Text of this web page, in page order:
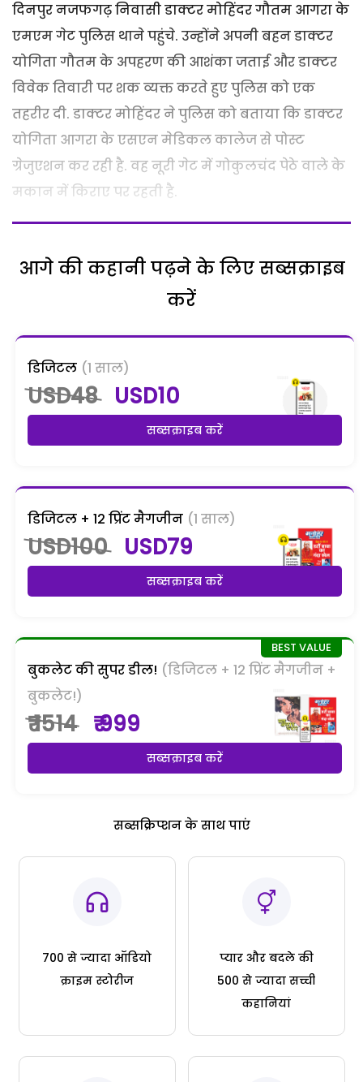
दिनपुर नजफगढ़ निवासी डाक्टर मोहिंदर गौतम आगरा के
एमएम गेट पुलिस थाने पहुंचे. उन्होंने अपनी बहन डाक्टर
योगिता गौतम के अपहरण की आशंका जताई और डाक्टर
विवेक तिवारी पर शक व्यक्त करते हुए पुलिस को एक
तहरीर दी. डाक्टर मोहिंदर ने पुलिस को बताया कि डाक्टर
योगिता आगरा के एसएन मेडिकल कालेज से पोस्ट
ग्रेजुएशन कर रही है. वह नूरी गेट में गोकुलचंद पेठे वाले के
मकान में किराए पर रहती है.
आगे की कहानी पढ़ने के लिए सब्सक्राइब
करें
डिजिटल (1 साल)
USD48 USD10
सब्सक्राइब करें
डिजिटल + 12 प्रिंट मैगजीन (1 साल)
USD100 USD79
सब्सक्राइब करें
बुकलेट की सुपर डील! (डिजिटल + 12 प्रिंट मैगजीन +
बुकलेट!)
₹ 1514 ₹ 999
सब्सक्राइब करें
सब्सक्रिप्शन के साथ पाएं
700 से ज्यादा ऑडियो
क्राइम स्टोरीज
प्यार और बदले की
500 से ज्यादा सच्ची
कहानियां